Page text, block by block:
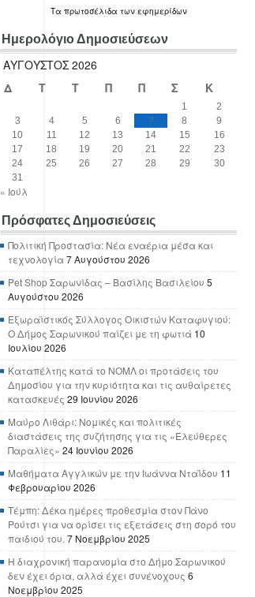
Τα πρωτοσέλιδα των εφημερίδων
Ημερολόγιο Δημοσιεύσεων
ΑΎΓΟΥΣΤΟΣ 2026
Δ
Τ Τ Π Π Σ Κ
1
2
3
4 5 6 7 8
9
10
11 12 13 14 15
16
17
18 19 20 21 22
23
24
25 26 27 28 29
30
31
« Ιούλ
Πρόσφατες Δημοσιεύσεις
Πολιτική Προστασία: Νέα εναέρια μέσα και
τεχνολογία7 Αυγούστου 2026
Pet Shop Σαρωνίδας – Βασίλης Βασιλείου 5
Αυγούστου 2026
Εξωραϊστικός Σύλλογος Οικιστών Καταφυγιού:
Ο Δήμος Σαρωνικού παίζει με τη φωτιά 10
Ιουλίου 2026
Καταπέλτης κατά το ΝΟΜΛ οι προτάσεις του
Δημοσίου για την κυριότητα και τις αυθαίρετες
κατασκευές 29 Ιουνίου 2026
Μαύρο Λιθάρι: Νομικές και πολιτικές
διαστάσεις της συζήτησης για τις «Ελεύθερες
Παραλίες» 24 Ιουνίου 2026
Μαθήματα Αγγλικών με την Ιωάννα Νταΐδου 11
Φεβρουαρίου 2026
Τέμπη: Δέκα ημέρες προθεσμία στον Πάνο
Ρούτσι για να ορίσει τις εξετάσεις στη σορό του
παιδιού του. 7 Νοεμβρίου 2025
Η διαχρονική παρανομία στο Δήμο Σαρωνικού
δεν έχει όρια, αλλά έχει συνένοχους 6
Νοεμβρίου 2025